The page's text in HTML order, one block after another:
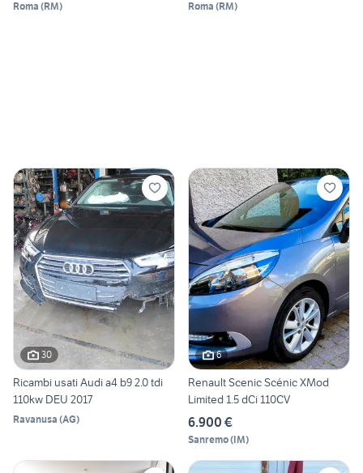
Roma (RM) Roma (RM)
30
Ricambi usati Audi a4 b9 2.0 tdi
110kw DEU 2017
Ravanusa (AG)
6
Renault Scenic Scénic XMod
Limited 1.5 dCi 110CV
6.900 €
Sanremo(IM)